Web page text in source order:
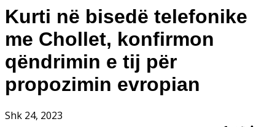
Kurti në bisedë telefonike
me Chollet, konfirmon
qëndrimin e tij për
propozimin evropian
Shk 24, 2023